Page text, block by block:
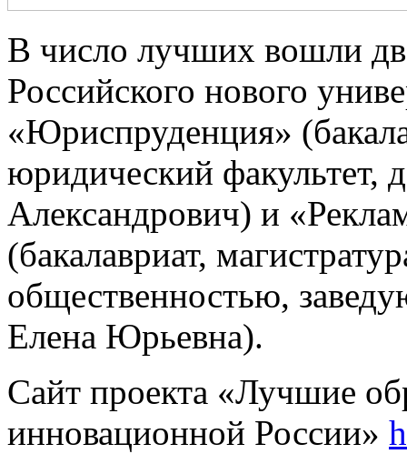
В число лучших вошли
Российского нового
«Юриспруденция»
юридический
Александрович) и
(бакалавриат,
общественностью,
Елена Юрьевна).
Сайт проекта «Лучшие
инновационной России»